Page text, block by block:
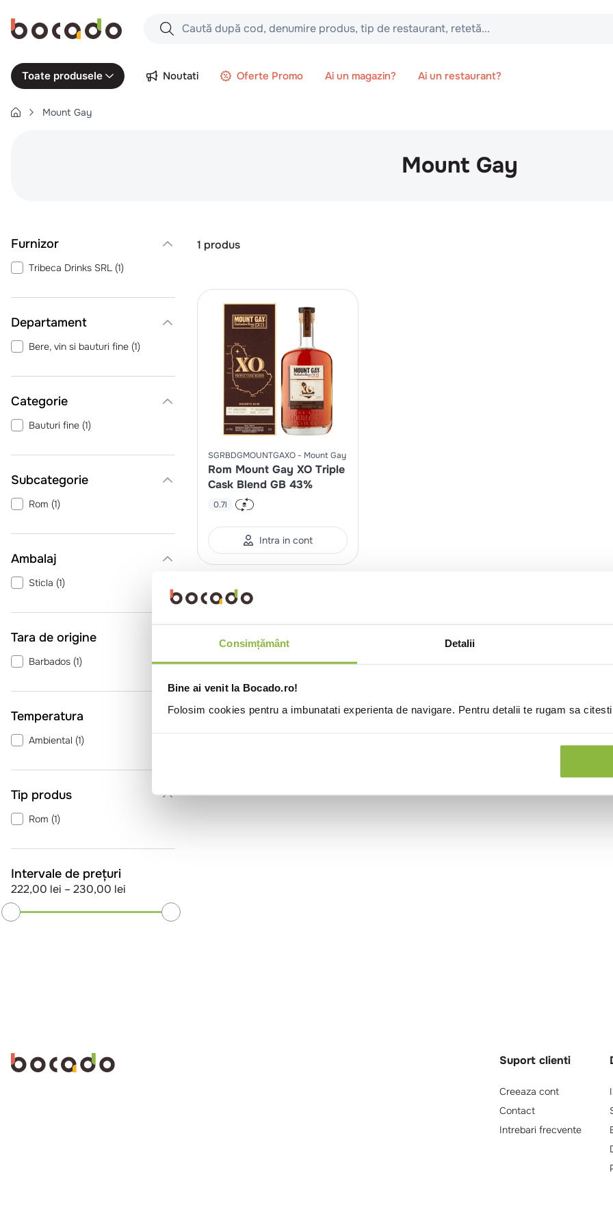
Consimțământ Detalii
Bine ai venit la Bocado.ro!
Folosim cookies pentru a imbunatati experienta de navigare. Pentru detalii te rugam sa
Caută după cod, denumire produs, tip de restaurant, retetă...
Căutări populare
10.pizza
Toate produsele Noutati Oferte Promo Ai un magazin? Ai un restaurant?
Mount Gay
Mount Gay
Tribeca Drinks SRL (1)
Departament
Bere, vin si bauturi fine (1)
Categorie
Bauturi fine (1)
Rom (1)
Ambalaj
Sticla (1)
Tara de origine
Barbados (1)
Temperatura
Ambiental (1)
Tip produs
Rom (1)
Intervale de prețuri
222,00 lei – 230,00 lei
1 produs
SGRBDGMOUNTGAXO Mount Gay
Rom Mount Gay XO Triple
Cask Blend GB 43%
0.7l
Intra in cont
Suport clienti
Creeaza cont
Contact
Intrebari frecvente